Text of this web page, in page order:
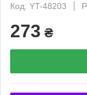
Код: YT-48203
273 ₴